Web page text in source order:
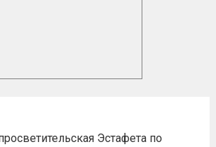
Эстафета по